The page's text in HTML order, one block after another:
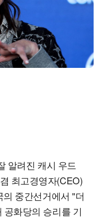
알려진 캐시 우드
최고경영자(CEO)
중간선거에서 "더
공화당의 승리를 기